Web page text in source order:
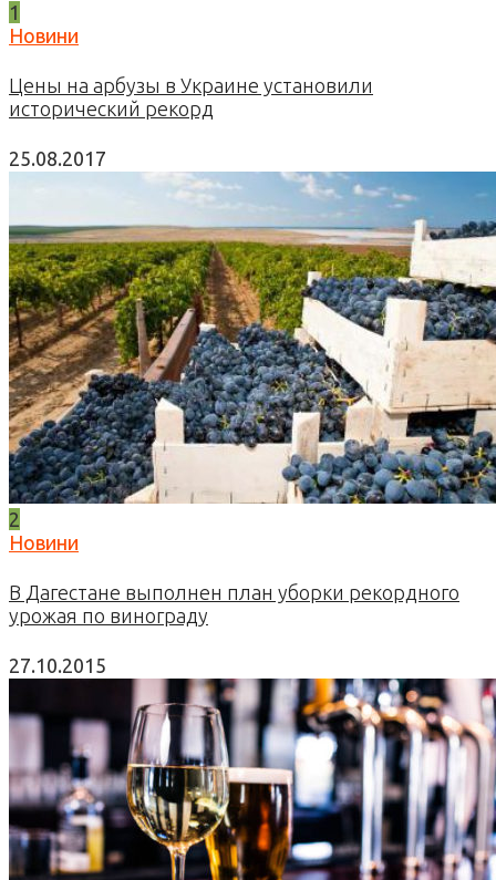
1
Новини
Цены на арбузы в Украине установили
исторический рекорд
25.08.2017
2
Новини
В Дагестане выполнен план уборки рекордного
урожая по винограду
27.10.2015